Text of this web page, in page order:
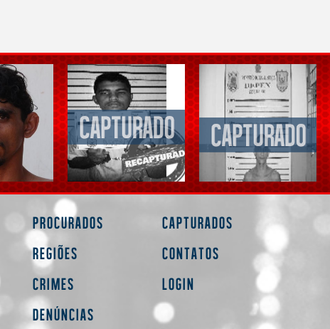
Procurados
Regiões
Crimes
Denúncias
Capturados
Contatos
Login